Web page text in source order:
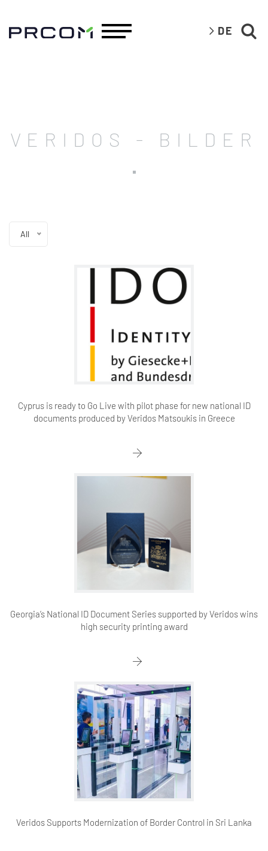
DE
VERIDOS - BILDER
All
Cyprus is ready to Go Live with pilot phase for new national ID
documents produced by Veridos Matsoukis in Greece
Georgia’s National ID Document Series supported by Veridos wins
high security printing award
Veridos Supports Modernization of Border Control in Sri Lanka